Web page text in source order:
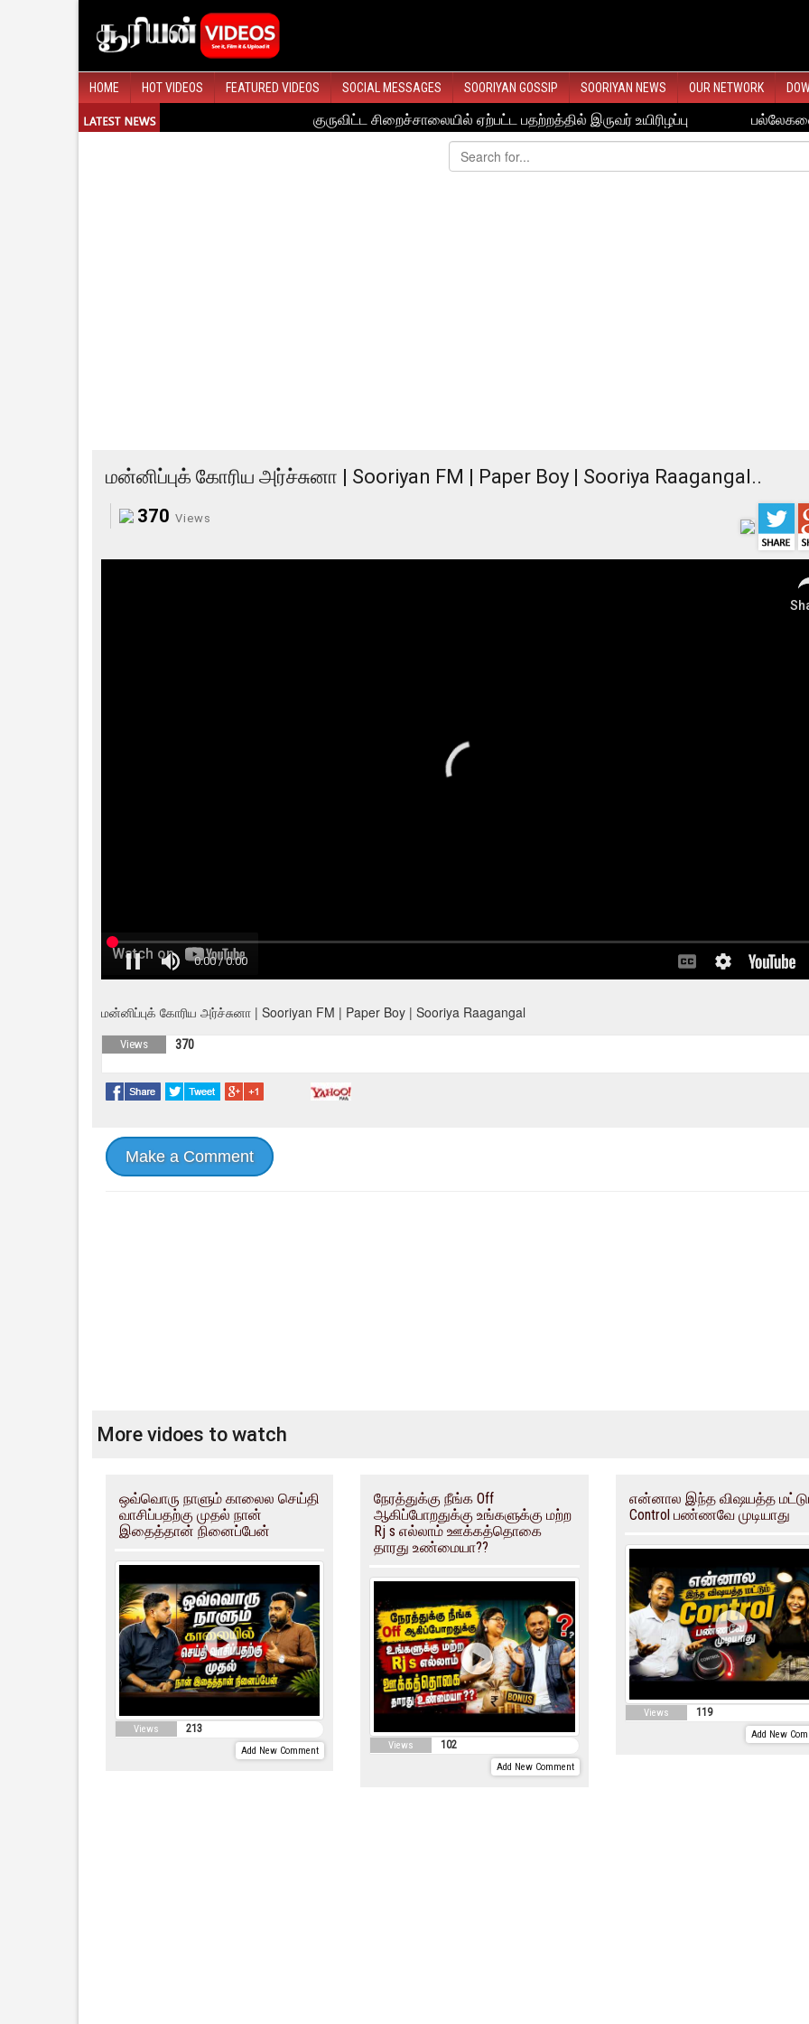
HOME HOT VIDEOS FEATURED VIDEOS SOCIAL MESSAGES SOORIYAN GOSSIP SOORIYAN NEWS OUR NETWORK
மன்னிப்புக் கோரிய அர்ச்சுனா | Sooriyan FM | Paper Boy | Sooriya Raagangal..
370 Views
மன்னிப்புக் கோரிய அர்ச்சுனா | Sooriyan FM | Paper Boy | Sooriya Raagangal
Views 370
Make a Comment
More vidoes to watch
ஒவ்வொரு நாளும் காலைல செய்தி
வாசிப்பதற்கு முதல் நான்
இதைத்தான் நினைப்பேன்
Views 213
Add New Comment
நேரத்துக்கு நீங்க Off
ஆகிப்போறதுக்கு உங்களுக்கு மற்ற
Rj s எல்லாம் ஊக்கத்தொகை
தாரது உண்மையா??
Views 102
Add New Comment
என்னால இந்த விஷயத்த
Control பண்ணவே முடியாது
Views 119
Add New